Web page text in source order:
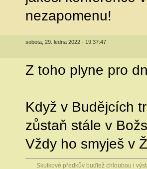
nezapomenu!
sobota, 29. ledna 2022 - 19:37:47
Z toho plyne pro
Když v Budějcích
zůstaň stále v
Vždy ho smyješ v
Skutkové předkův buďtež chloubou i